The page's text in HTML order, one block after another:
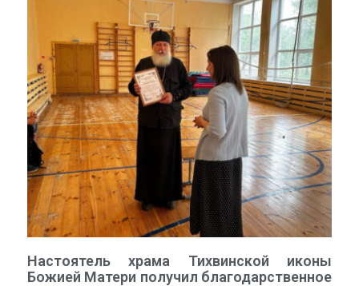
Настоятель храма Тихвинской иконы
Божией Матери получил благодарственное